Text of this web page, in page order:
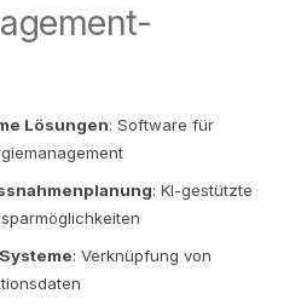
Lösungen: Software für
: KI-gestützte
: Verknüpfung von